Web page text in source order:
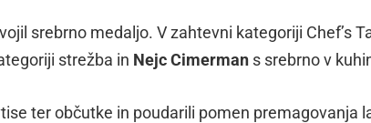
srebrno medaljo. V zahtevni kategoriji Chef’s
strežba in Nejc Cimerman s srebrno v
ter občutke in poudarili pomen premagovanja